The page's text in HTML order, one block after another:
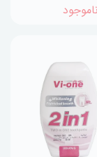
ناموجود